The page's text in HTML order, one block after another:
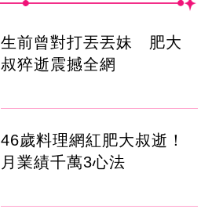
生前曾對打丟丟妹 肥大
叔猝逝震撼全網
46歲料理網紅肥大叔逝！
月業績千萬3心法